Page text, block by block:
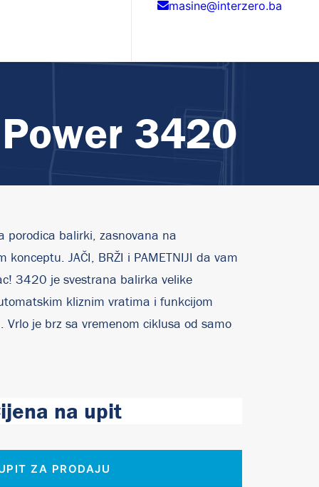
masine@interzero.ba
3420
porodica balirki, zasnovana na
konceptu. JAČI, BRŽI i PAMETNIJI da vam
3420 je svestrana balirka velike
kliznim vratima i funkcijom
je brz sa vremenom ciklusa od samo
na upit
ZA PRODAJU